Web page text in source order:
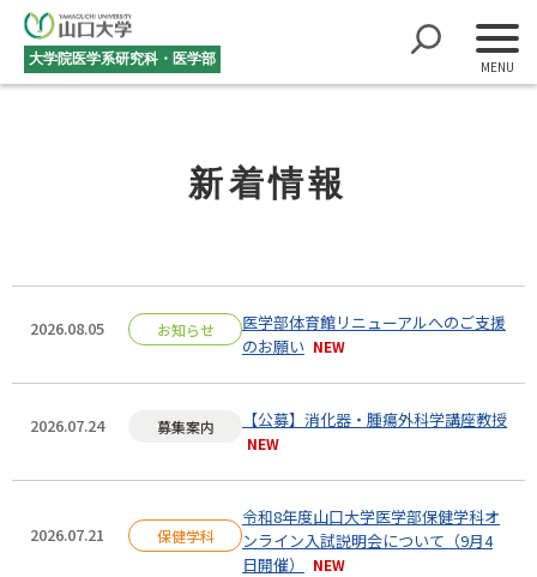
大学院医学系研究科・医学部
新着情報
2026.08.05 お知らせ
医学部体育館リニューアルへのご支援
のお願い
2026.07.24 募集案内 【公募】消化器・腫瘍外科学講座教授
2026.07.21 保健学科
令和8年度山口大学医学部保健学科オ
ンライン入試説明会について（9月4
日開催）